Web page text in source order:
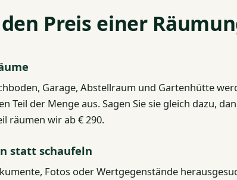
den Preis einer
Garage, Abstellraum und Gartenhütte
Teil der Menge aus. Sagen Sie sie gleich dazu,
räumen wir ab € 290.
statt schaufeln
Fotos oder Wertgegenstände